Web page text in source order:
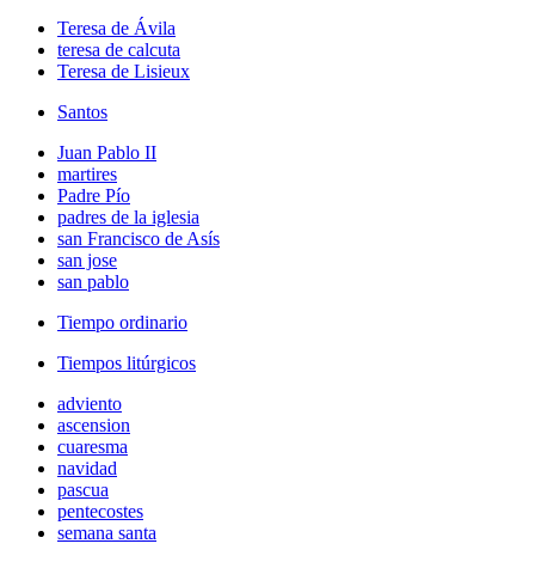
Teresa de Ávila
teresa de calcuta
Teresa de Lisieux
Santos
Juan Pablo II
martires
Padre Pío
padres de la iglesia
san Francisco de Asís
san jose
san pablo
Tiempo ordinario
Tiempos litúrgicos
adviento
ascension
cuaresma
navidad
pascua
pentecostes
semana santa